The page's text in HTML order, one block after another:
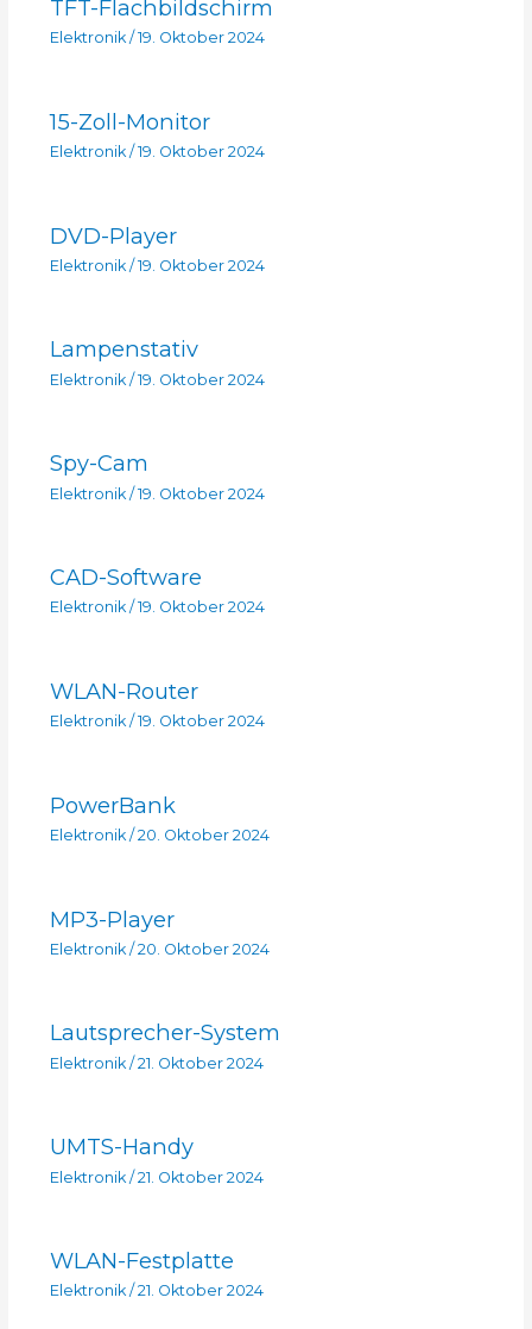
TFT-Flachbildschirm
Elektronik/ 19. Oktober 2024
15-Zoll-Monitor
Elektronik/ 19. Oktober 2024
DVD-Player
Elektronik/ 19. Oktober 2024
Lampenstativ
Elektronik/ 19. Oktober 2024
Spy-Cam
Elektronik/19. Oktober 2024
CAD-Software
Elektronik/ 19. Oktober 2024
WLAN-Router
Elektronik/ 19. Oktober 2024
PowerBank
Elektronik/ 20. Oktober 2024
MP3-Player
Elektronik/ 20. Oktober 2024
Lautsprecher-System
Elektronik/21. Oktober 2024
UMTS-Handy
Elektronik/21. Oktober 2024
WLAN-Festplatte
Elektronik/ 21. Oktober 2024